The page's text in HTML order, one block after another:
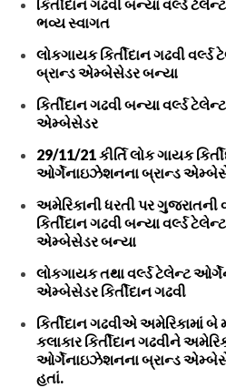
કિર્તીદાન ગઢવી બન્યા વર્લ્ડ
ભવ્ય સ્વાગત
લોકગાયક કિર્તીદાન ગઢવી
બ્રાન્ડ એમ્બેસેડર બન્યા
કિર્તીદાન ગઢવી બન્યા વર્લ્ડ
એમ્બેસેડર
29/11/21 કીર્તિ લોક ગાયક
ઓર્ગેનાઇઝેશનના બ્રાન્ડ
અમેરિકાની ધરતી પર ગુજરાતની
કિર્તીદાન ગઢવી બન્યા વર્લ્ડ
એમ્બેસેડર બન્યા
લોકગાયક તથા વર્લ્ડ ટેલેન્ટ
એમ્બેસેડર કિર્તીદાન ગઢવી
કિર્તીદાન ગઢવીએ અમેરિકામાં બે
કલાકાર કિર્તીદાન ગઢવીને
ઓર્ગેનાઇઝેશનના બ્રાન્ડ
હતાં.